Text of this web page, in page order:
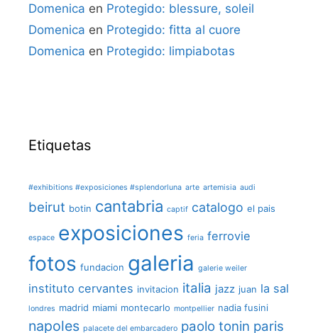
Domenica en Protegido: blessure, soleil
Domenica en Protegido: fitta al cuore
Domenica en Protegido: limpiabotas
Etiquetas
#exhibitions #exposiciones #splendorluna arte artemisia audi
beirut botin cantabria captif catalogo el pais
espace exposiciones feria ferrovie
fotos fundacion galeria galerie weiler
instituto cervantes invitacion italia jazz juan la sal
londres madrid miami montecarlo montpellier nadia fusini
napoles palacete del embarcadero paolo tonin paris